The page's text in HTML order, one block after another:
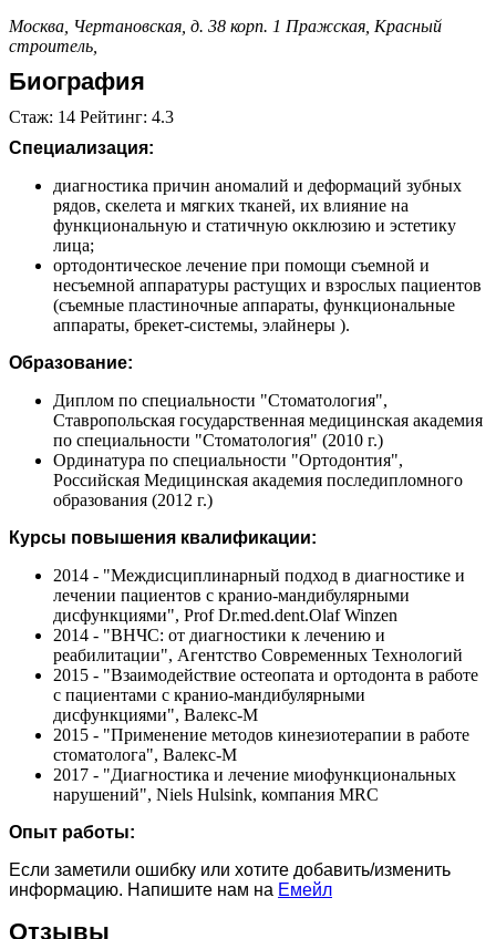
Москва, Чертановская, д. 38 корп. 1 Пражская, Красный
строитель,
Биография
Стаж: 14 Рейтинг: 4.3
Специализация:
диагностика причин аномалий и деформаций зубных
рядов, скелета и мягких тканей, их влияние на
функциональную и статичную окклюзию и эстетику
лица;
ортодонтическое лечение при помощи съемной и
несъемной аппаратуры растущих и взрослых пациентов
(съемные пластиночные аппараты, функциональные
аппараты, брекет-системы, элайнеры ).
Образование:
Диплом по специальности "Стоматология",
Ставропольская государственная медицинская академия
по специальности "Стоматология" (2010 г.)
Ординатура по специальности "Ортодонтия",
Российская Медицинская академия последипломного
образования (2012 г.)
Курсы повышения квалификации:
2014 - "Междисциплинарный подход в диагностике и
лечении пациентов с краниo-мандибулярными
дисфункциями", Prof Dr.med.dent.Olaf Winzen
2014 - "ВНЧС: от диагностики к лечению и
реабилитации", Агентство Современных Технологий
2015 - "Взаимодействие остeопaтa и оpтодонтa в работе
с пациентами с кранио-мандибулярными
дисфункциями", Валекс-М
2015 - "Применение методов кинeзиотepaпии в работе
стоматолога", Валекс-М
2017 - "Диагностика и лечение миофункциональных
нарушений", Niels Hulsink, компания MRC
Опыт работы:
Если заметили ошибку или хотите добавить/изменить
информацию. Напишите нам на Емейл
Отзывы